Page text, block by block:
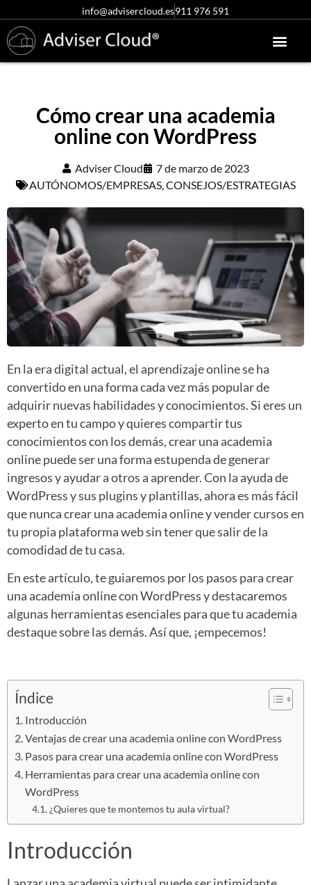
info@advisercloud.es911 976 591
Cómo crear una academia
online con WordPress
Adviser Cloud
7 de marzo de 2023
AUTÓNOMOS/EMPRESAS,CONSEJOS/ESTRATEGIAS
En la era digital actual, el aprendizaje online se ha
convertido en una forma cada vez más popular de
adquirir nuevas habilidades y conocimientos. Si eres un
experto en tu campo y quieres compartir tus
conocimientos con los demás, crear una academia
online puede ser una forma estupenda de generar
ingresos y ayudar a otros a aprender. Con la ayuda de
WordPress y sus plugins y plantillas, ahora es más fácil
que nunca crear una academia online y vender cursos en
tu propia plataforma web sin tener que salir de la
comodidad de tu casa.
En este artículo, te guiaremos por los pasos para crear
una academia online con WordPress y destacaremos
algunas herramientas esenciales para que tu academia
destaque sobre las demás. Así que, ¡empecemos!
Índice
Introducción
Ventajas de crear una academia online con WordPress
Pasos para crear una academia online con WordPress
Herramientas para crear una academia online con
WordPress
¿Quieres que te montemos tu aula virtual?
Introducción